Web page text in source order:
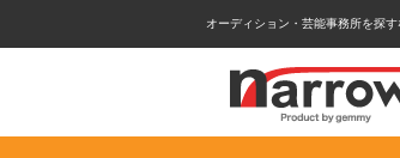
オーディション・芸能事務所を探